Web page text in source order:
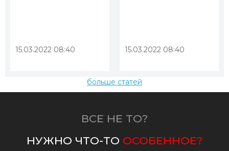
15.03.2022 08:40 15.03.2022 08:40
больше статей
ВСЕ НЕ ТО?
НУЖНО ЧТО-ТО ОСОБЕННОЕ?